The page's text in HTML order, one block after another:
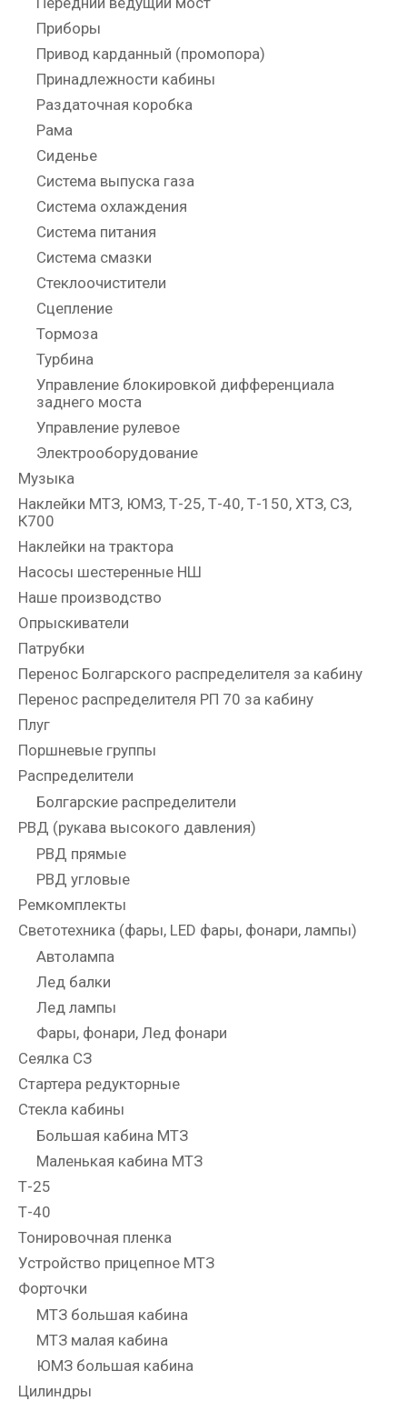
Приборы
Привод карданный (промопора)
Принадлежности кабины
Раздаточная коробка
Рама
Сиденье
Система выпуска газа
Система охлаждения
Система питания
Система смазки
Стеклоочистители
Сцепление
Тормоза
Турбина
Управление блокировкой дифференциала
заднего моста
Управление рулевое
Электрооборудование
Музыка
Наклейки МТЗ, ЮМЗ, Т-25, Т-40, Т-150, ХТЗ, СЗ,
К700
Наклейки на трактора
Насосы шестеренные НШ
Наше производство
Опрыскиватели
Патрубки
Перенос Болгарского распределителя за кабину
Перенос распределителя РП 70 за кабину
Плуг
Поршневые группы
Распределители
Болгарские распределители
РВД (рукава высокого давления)
РВД прямые
РВД угловые
Ремкомплекты
Светотехника (фары, LED фары, фонари, лампы)
Автолампа
Лед балки
Лед лампы
Фары, фонари, Лед фонари
Сеялка СЗ
Стартера редукторные
Стекла кабины
Большая кабина МТЗ
Маленькая кабина МТЗ
Т-25
Т-40
Тонировочная пленка
Устройство прицепное МТЗ
Форточки
МТЗ большая кабина
МТЗ малая кабина
ЮМЗ большая кабина
Цилиндры